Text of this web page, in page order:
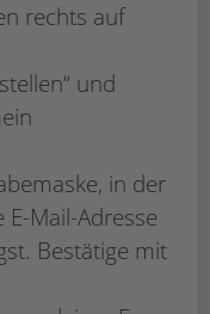
rechts auf
und
in der
Mail-Adresse
Bestätige mit